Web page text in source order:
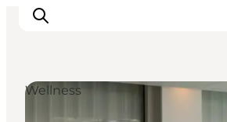
Wellness